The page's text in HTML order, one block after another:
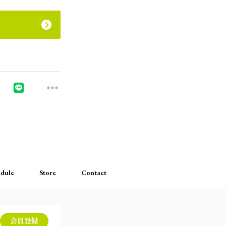
Store Contact
会員登録